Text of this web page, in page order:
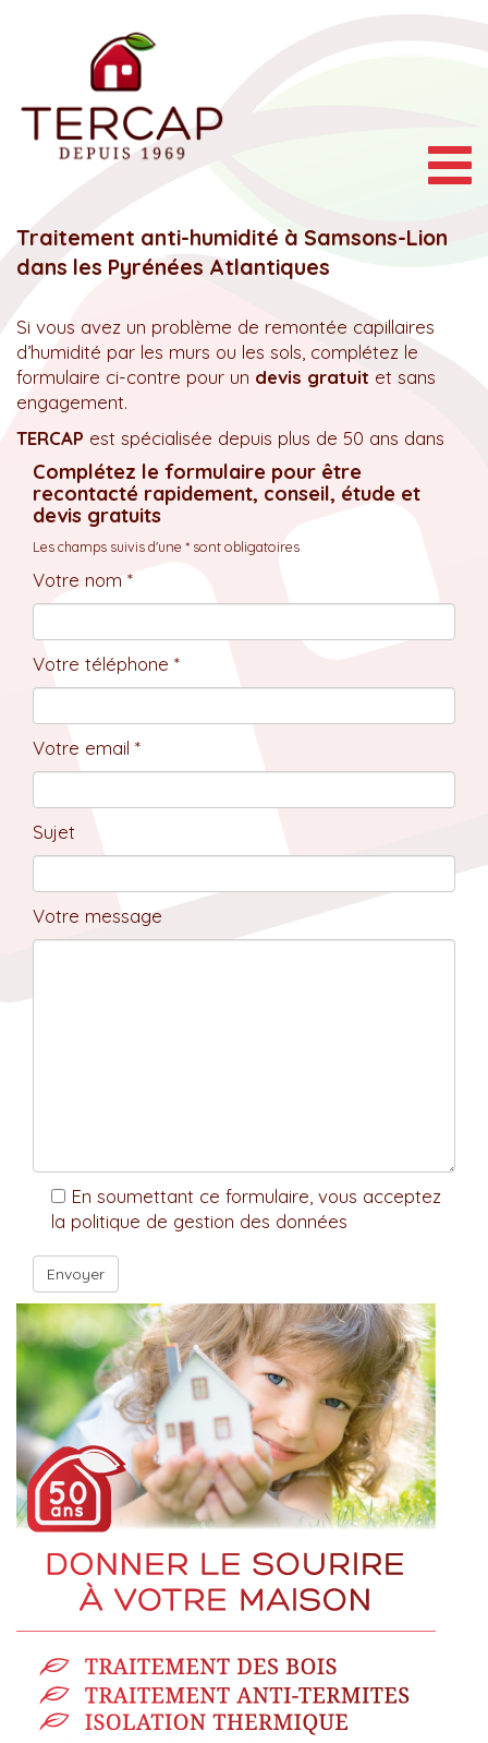
Traitement anti-humidité à Samsons-Lion
dans les Pyrénées Atlantiques
Si vous avez un problème de remontée capillaires
d’humidité par les murs ou les sols, complétez le
formulaire ci-contre pour un devis gratuit et sans
engagement.
TERCAP est spécialisée depuis plus de 50 ans dans
Complétez le formulaire pour être
recontacté rapidement, conseil, étude et
devis gratuits
Les champs suivis d'une * sont obligatoires
Votre nom *
Votre téléphone *
Votre email *
Sujet
Votre message
En soumettant ce formulaire, vous acceptez
la politique de gestion des données